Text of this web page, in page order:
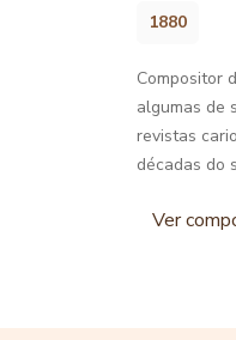
1880
Compositor
algumas de
revistas
décadas do
Ver